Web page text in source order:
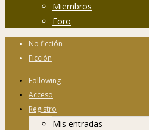
Miembros
Foro
No ficción
Ficción
Following
Acceso
Registro
Mis entradas